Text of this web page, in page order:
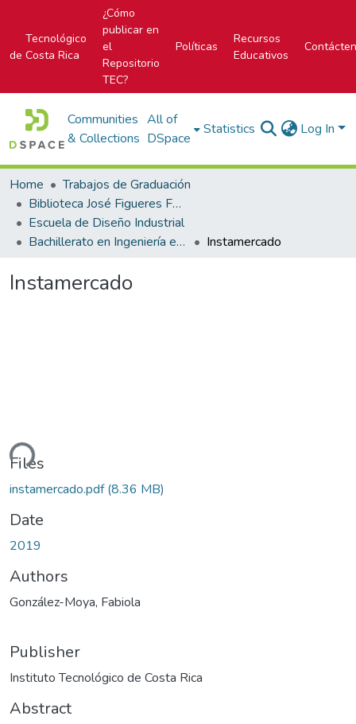
Tecnológico
de Costa Rica
¿Cómo
publicar en
el
Repositorio
TEC?
Políticas
Recursos
Educativos
Communities
& Collections
All of
DSpace
Statistics Log In
Home
Trabajos de Graduación
Biblioteca José Figueres Ferrer
Escuela de Diseño Industrial
Bachillerato en Ingeniería en Diseño Industrial
Instamercado
Instamercado
Files
instamercado.pdf(8.36 MB)
Date
2019
Authors
González-Moya, Fabiola
Publisher
Instituto Tecnológico de Costa Rica
Abstract